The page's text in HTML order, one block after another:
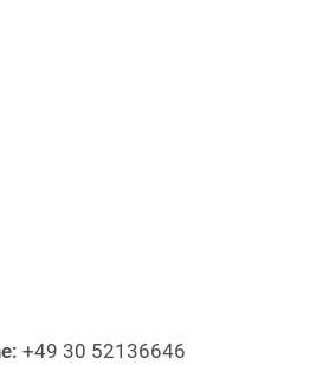
+49 30 52136646